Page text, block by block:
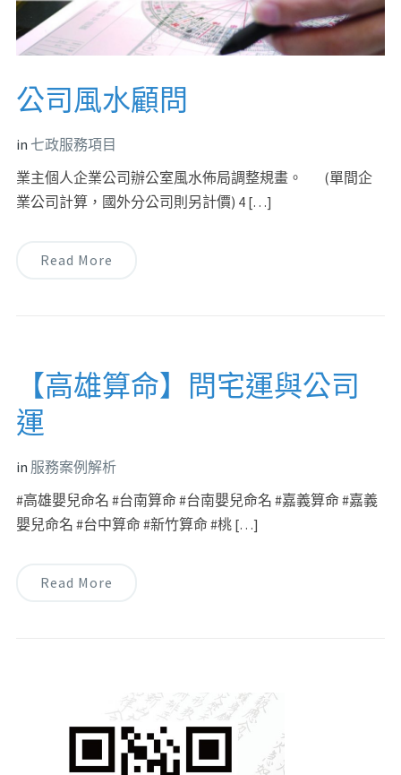
公司風水顧問
in 七政服務項目
業主個人企業公司辦公室風水佈局調整規畫。 (單間企
業公司計算，國外分公司則另計價) 4 […]
Read More
【高雄算命】問宅運與公司
運
in 服務案例解析
#高雄嬰兒命名 #台南算命 #台南嬰兒命名 #嘉義算命 #嘉義
嬰兒命名 #台中算命 #新竹算命 #桃 […]
Read More